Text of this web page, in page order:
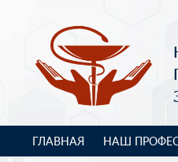
ГЛАВНАЯ НАШ